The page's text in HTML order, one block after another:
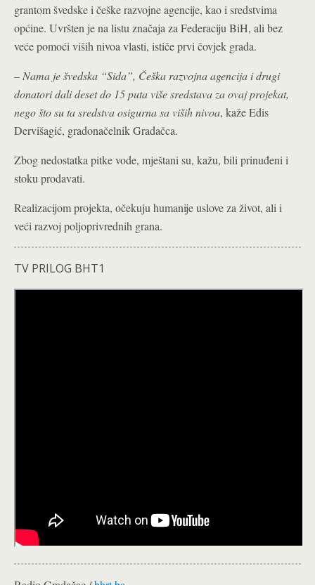
grantom švedske i češke razvojne agencije, kao i sredstvima
općine. Uvršten je na listu značaja za Federaciju BiH, ali bez
veće pomoći viših nivoa vlasti, ističe prvi čovjek grada.
–Nama je švedska “Sida”, Češka razvojna agencija i drugi
donatori dali deset do 15 puta više sredstava za ovaj projekat,
nego što su ta sredstva osigurna sa viših nivoa, kaže Edis
Dervišagić, gradonačelnik Gradačca.
Zbog nedostatka pitke vode, mještani su, kažu, bili prinuđeni i
stoku prodavati.
Realizacijom projekta, očekuju humanije uslove za život, ali i
veći razvoj poljoprivrednih grana.
TV PRILOG BHT1